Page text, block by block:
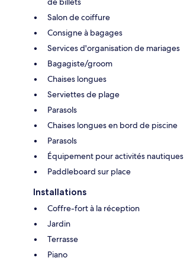
Salon de coiffure
Consigne à bagages
Services d'organisation de mariages
Bagagiste/groom
Chaises longues
Serviettes de plage
Parasols
Chaises longues en bord de piscine
Parasols
Équipement pour activités nautiques
Paddleboard sur place
Installations
Coffre-fort à la réception
Jardin
Terrasse
Piano